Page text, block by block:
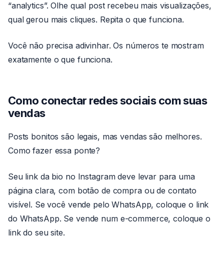
“analytics”. Olhe qual post recebeu mais visualizações,
qual gerou mais cliques. Repita o que funciona.
Você não precisa adivinhar. Os números te mostram
exatamente o que funciona.
Como conectar redes sociais com suas
vendas
Posts bonitos são legais, mas vendas são melhores.
Como fazer essa ponte?
Seu link da bio no Instagram deve levar para uma
página clara, com botão de compra ou de contato
visível. Se você vende pelo WhatsApp, coloque o link
do WhatsApp. Se vende num e-commerce, coloque o
link do seu site.